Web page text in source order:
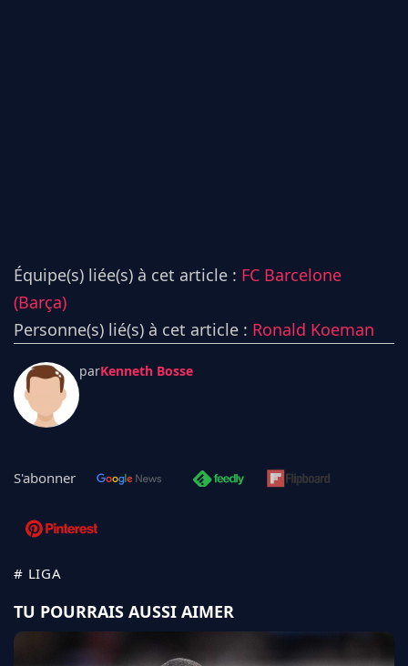
Équipe(s) liée(s) à cet article : FC Barcelone
(Barça)
Personne(s) lié(s) à cet article : Ronald Koeman
parKenneth Bosse
S'abonner
# LIGA
TU POURRAIS AUSSI AIMER